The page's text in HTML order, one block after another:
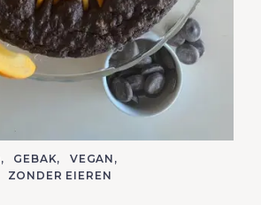
GEBAK
VEGAN
ZONDER EIEREN